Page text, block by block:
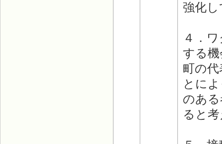
強化
４．
する
町の
とに
のあ
ると